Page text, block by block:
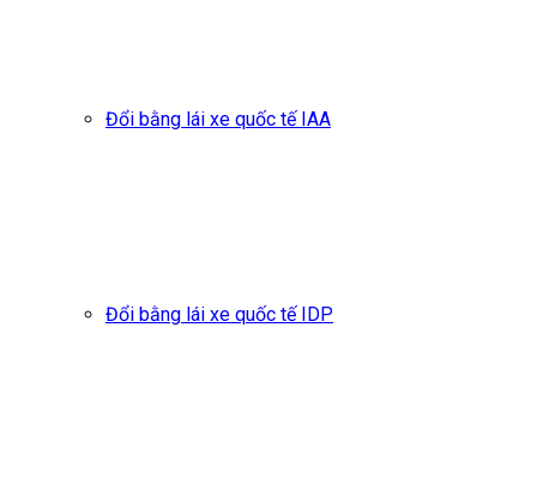
Đổi bằng lái xe quốc tế IAA
Đổi bằng lái xe quốc tế IDP